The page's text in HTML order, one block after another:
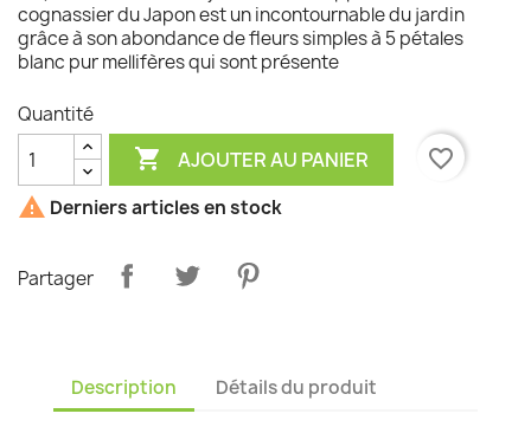
cognassier du Japon est un incontournable du jardin
grâce à son abondance de fleurs simples à 5 pétales
blanc pur mellifères qui sont présente
Quantité
 AJOUTER AU PANIER
favorite_border
 Derniers articles en stock
Partager
Description Détails du produit